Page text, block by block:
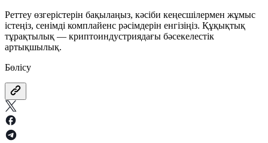
Реттеу өзгерістерін бақылаңыз, кәсіби кеңесшілермен жұмыс
істеңіз, сенімді комплайенс рәсімдерін енгізіңіз. Құқықтық
тұрақтылық — криптоиндустриядағы бәсекелестік
артықшылық.
Бөлісу